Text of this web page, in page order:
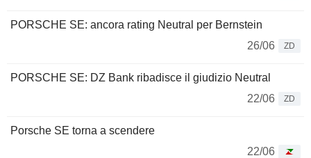
PORSCHE SE: ancora rating Neutral per Bernstein
26/06
ZD
PORSCHE SE: DZ Bank ribadisce il giudizio Neutral
22/06
ZD
Porsche SE torna a scendere
22/06